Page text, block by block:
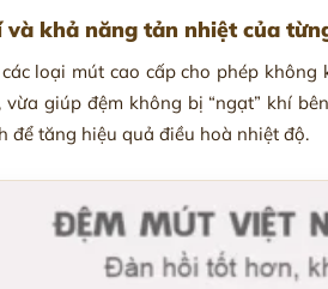
khả năng tản nhiệt của
loại mút cao cấp cho phép
giúp đệm không bị “ngạt” khí
để tăng hiệu quả điều hoà nhiệt độ.